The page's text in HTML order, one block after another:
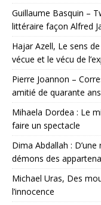
Guillaume Basquin –
littéraire façon Alfred
Hajar Azell, Le sens
vécue et le vécu de
Pierre Joannon –
amitié de quarante
Mihaela Dordea : Le
faire un spectacle
Dima Abdallah :
démons des
Michael Uras, Des
l’innocence